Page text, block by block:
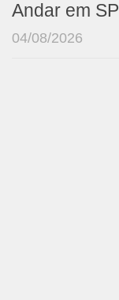
Andar em SP
04/08/2026